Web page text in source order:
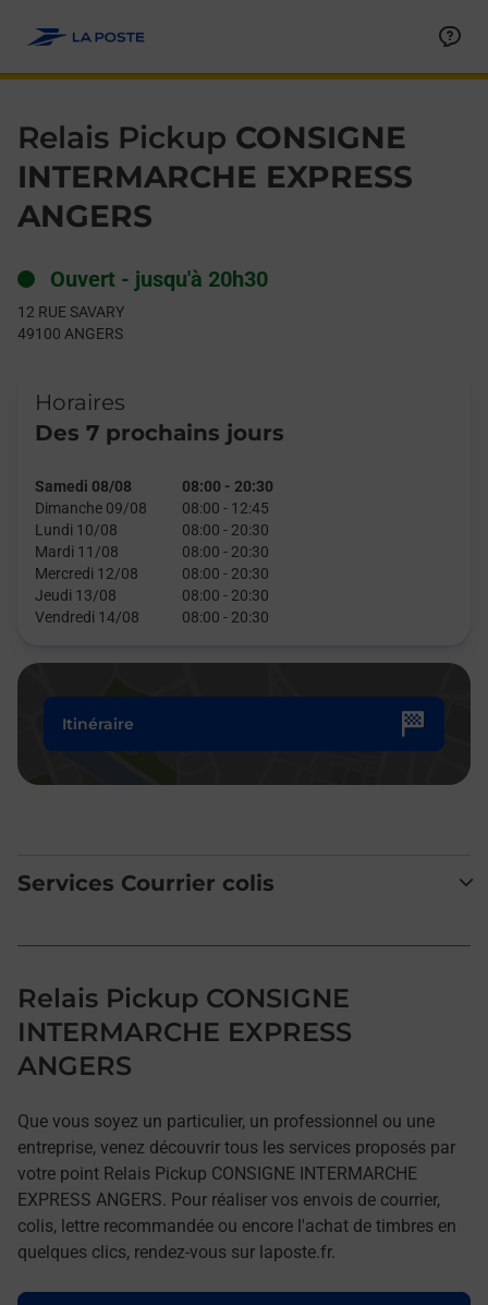
Relais Pickup CONSIGNE
INTERMARCHE EXPRESS
ANGERS
Ouvert - jusqu'à 20h30
12 RUE SAVARY
49100 ANGERS
Horaires
Des 7 prochains jours
Samedi 08/08 08:00 - 20:30
Dimanche 09/08
08:00 - 12:45
Lundi 10/08
08:00 - 20:30
Mardi 11/08
08:00 - 20:30
Mercredi 12/08
08:00 - 20:30
Jeudi 13/08
08:00 - 20:30
Vendredi 14/08
08:00 - 20:30
Itinéraire
Services Courrier colis
Relais Pickup CONSIGNE
INTERMARCHE EXPRESS
ANGERS
Que vous soyez un particulier, un professionnel ou une
entreprise, venez découvrir tous les services proposés par
votre point Relais Pickup CONSIGNE INTERMARCHE
EXPRESS ANGERS. Pour réaliser vos envois de courrier,
colis, lettre recommandée ou encore l'achat de timbres en
quelques clics, rendez-vous sur laposte.fr.